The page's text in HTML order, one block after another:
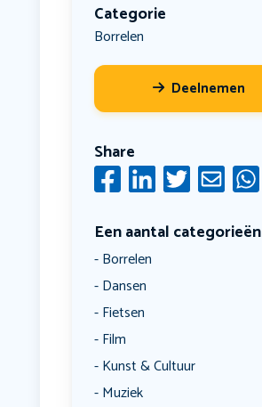
Categorie
Borrelen
Deelnemen
Share
Een aantal categorieën
Borrelen
Dansen
Fietsen
Film
Kunst & Cultuur
Muziek